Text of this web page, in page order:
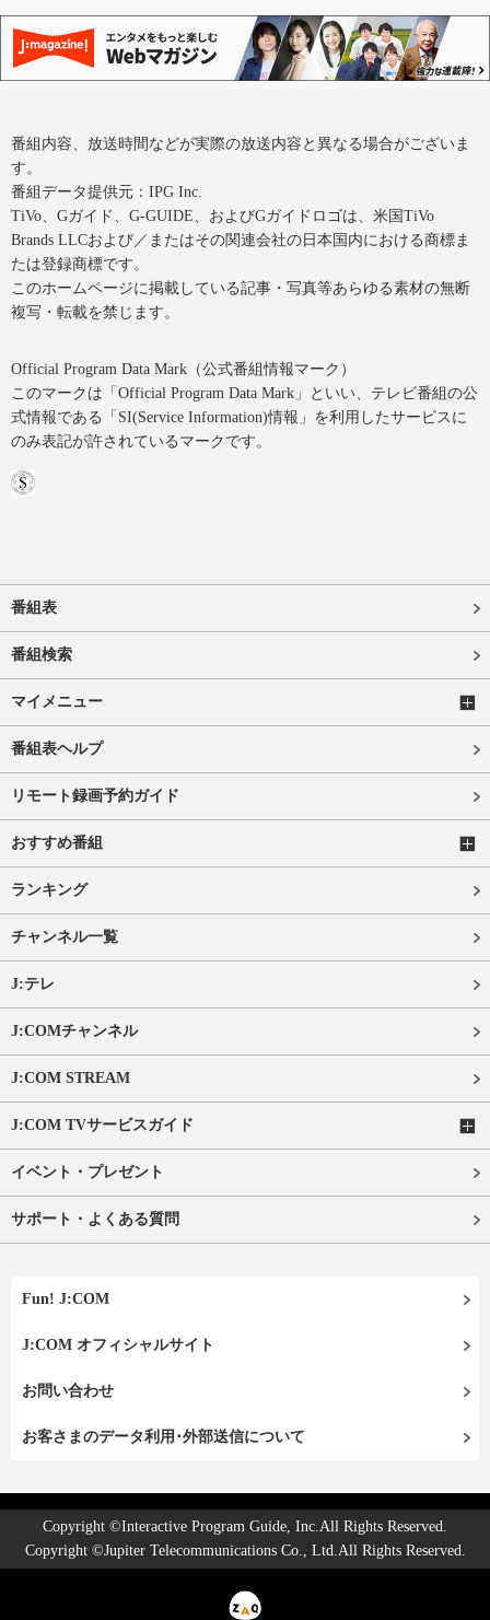
番組内容、放送時間などが実際の放送内容と異なる場合がございま
す。
番組データ提供元：IPG Inc.
TiVo、Gガイド、G-GUIDE、およびGガイドロゴは、米国TiVo
Brands LLCおよび／またはその関連会社の日本国内における商標ま
たは登録商標です。
このホームページに掲載している記事・写真等あらゆる素材の無断
複写・転載を禁じます。
Official Program Data Mark（公式番組情報マーク）
このマークは「Official Program Data Mark」といい、テレビ番組の公
式情報である「SI(Service Information)情報」を利用したサービスに
のみ表記が許されているマークです。
番組表
番組検索
マイメニュー
番組表ヘルプ
リモート録画予約ガイド
おすすめ番組
ランキング
チャンネル一覧
J:テレ
J:COMチャンネル
J:COM STREAM
J:COM TVサービスガイド
イベント・プレゼント
サポート・よくある質問
Fun! J:COM
J:COM オフィシャルサイト
お問い合わせ
お客さまのデータ利用･外部送信について
Copyright ©Interactive Program Guide, Inc.All Rights Reserved.
Copyright ©Jupiter Telecommunications Co., Ltd.All Rights Reserved.